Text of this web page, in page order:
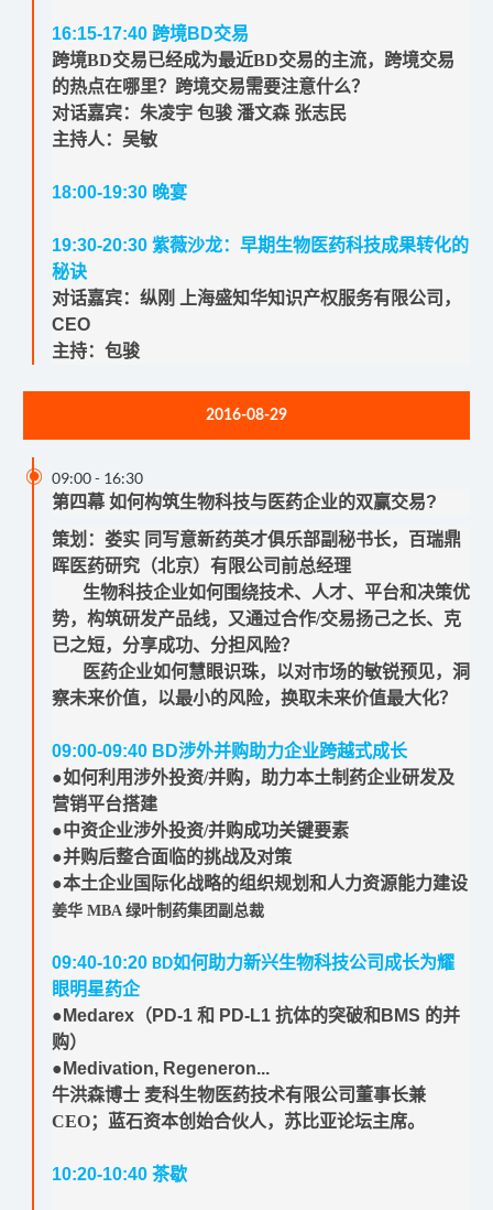
16:15-17:40 跨境BD交易
跨境BD交易已经成为最近BD交易的主流， 跨境交易
的热点在哪里？跨境交易需要注意什么？
对话嘉宾：朱凌宇 包骏 潘文森 张志民
主持人：吴敏
18:00-19:30 晚宴
19:30-20:30 紫薇沙龙：早期生物医药科技成果转化的
秘诀
对话嘉宾：纵刚
上海盛知华知识产权服务有限公司，
CEO
主持：包骏
2016-08-29
09:00- 16:30

第四幕 如何构筑生物科技与医药企业的双赢交易?
策划：娄实 同写意新药英才俱乐部副秘书长， 百瑞鼎
晖医药研究（北京）有限公司前总经理
生物科技企业如何围绕技术、人才、平台和决策优
势，构筑研发产品线，又通过合作/交易扬己之长、克
已之短，分享成功、分担风险？
医药企业如何慧眼识珠，以对市场的敏锐预见，洞
察未来价值，以最小的风险，换取未来价值最大化？
09:00-09:40 BD涉外并购助力企业跨越式成长
●如何利用涉外投资/并购，助力本土制药企业研发及
营销平台搭建
●中资企业涉外投资/并购成功关键要素
●并购后整合面临的挑战及对策
●本土企业国际化战略的组织规划和人力资源能力建设
姜华 MBA 绿叶制药集团副总裁
09:40-10:20 BD如何助力新兴生物科技公司成长为耀
眼明星药企
● Medarex （ PD-1 和 PD-L1 抗体的突破和 BMS 的并
购）
● Medivation, Regeneron...
牛洪森博士 麦科生物医药技术有限公司董事长兼
CEO；
蓝石资本创始合伙人，苏比亚论坛主席。
10:20-10:40 茶歇